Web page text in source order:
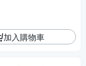
加入購物車